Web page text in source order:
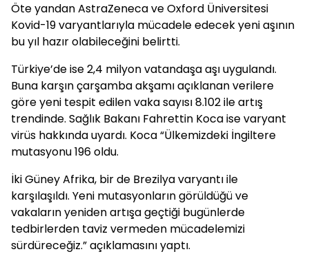
Öte yandan AstraZeneca ve Oxford Üniversitesi
Kovid-19 varyantlarıyla mücadele edecek yeni aşının
bu yıl hazır olabileceğini belirtti.
Türkiye’de ise 2,4 milyon vatandaşa aşı uygulandı.
Buna karşın çarşamba akşamı açıklanan verilere
göre yeni tespit edilen vaka sayısı 8.102 ile artış
trendinde. Sağlık Bakanı Fahrettin Koca ise varyant
virüs hakkında uyardı. Koca “Ülkemizdeki İngiltere
mutasyonu 196 oldu.
İki Güney Afrika, bir de Brezilya varyantı ile
karşılaşıldı. Yeni mutasyonların görüldüğü ve
vakaların yeniden artışa geçtiği bugünlerde
tedbirlerden taviz vermeden mücadelemizi
sürdüreceğiz.” açıklamasını yaptı.